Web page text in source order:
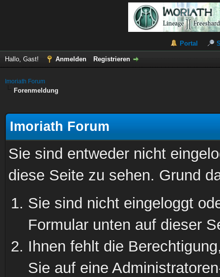
Portal
Hallo, Gast! Anmelden Registrieren
Imoriath Forum
Forenmeldung
Imoriath Forum
Sie sind entweder nicht
diese Seite zu sehen. Grund
Sie sind nicht eingeloggt
Formular unten auf dieser
Ihnen fehlt die
Sie auf eine